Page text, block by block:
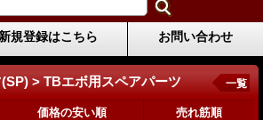
新規登録はこちら お問い合わせ
> TBエボ用スペアパーツ 一覧
価格の安い順 売れ筋順